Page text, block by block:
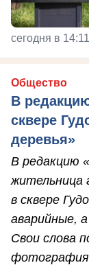
сегодня в 14:11
Общество
В
сквере
деревья»
В редакцию
жительница
в сквере
аварийные,
Свои слова